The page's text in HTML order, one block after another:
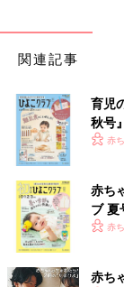
関連記事
育児
秋号
いっ
赤
赤ち
ブ 夏
く！
赤
赤ち